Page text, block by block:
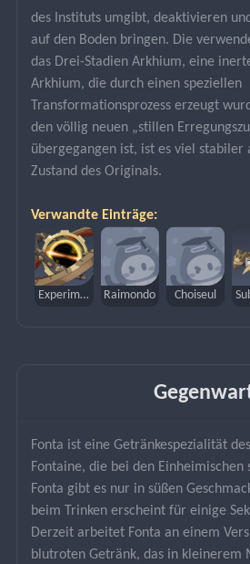
des Instituts umgibt, deaktivieren
auf den Boden bringen. Die
das Drei-Stadien Arkhium, eine
Arkhium, die durch einen speziellen
Transformationsprozess erzeugt
den völlig neuen „stillen
übergegangen ist, ist es viel stabiler
Zustand des Originals.
Verwandte Einträge:
Experimenteller Feldgenerator Raimondo Choiseul
Fonta ist eine Getränkespezialität
Fontaine, die bei den Einheimischen
Fonta gibt es nur in süßen
beim Trinken erscheint für einige
Derzeit arbeitet Fonta an einem
blutroten Getränk, das in kleinerem